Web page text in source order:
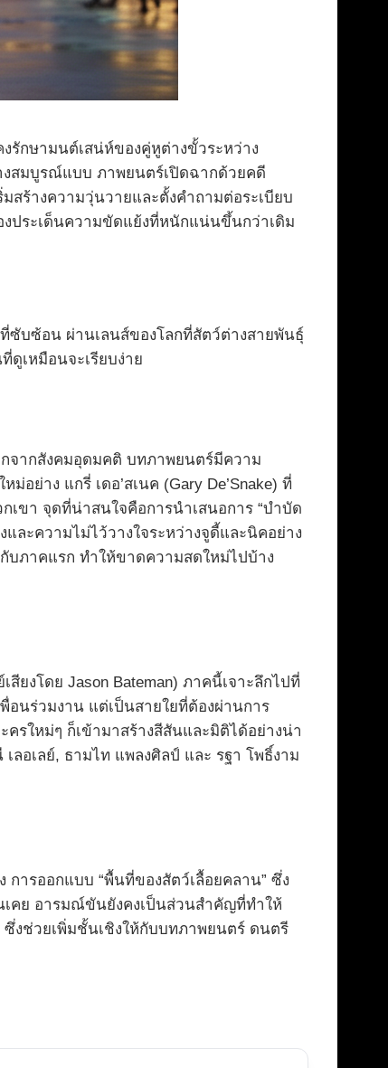
รักษามนต์เสน่ห์ของคู่หูต่างขั้วระหว่าง
งสมบูรณ์แบบ ภาพยนตร์เปิดฉากด้วยคดี
สร้างความวุ่นวายและตั้งคำถามต่อระเบียบ
ประเด็นความขัดแย้งที่หนักแน่นขึ้นกว่าเดิม
ซับซ้อน ผ่านเลนส์ของโลกที่สัตว์ต่างสายพันธุ์
ดูเหมือนจะเรียบง่าย
จากสังคมอุดมคติ บทภาพยนตร์มีความ
ย่าง แกรี่ เดอ’สเนค (Gary De’Snake) ที่
เขา จุดที่น่าสนใจคือการนำเสนอการ “บำบัด
ะความไม่ไว้วางใจระหว่างจูดี้และนิคอย่าง
บภาคแรก ทำให้ขาดความสดใหม่ไปบ้าง
ยงโดย Jason Bateman) ภาคนี้เจาะลึกไปที่
อนร่วมงาน แต่เป็นสายใยที่ต้องผ่านการ
รใหม่ๆ ก็เข้ามาสร้างสีสันและมิติได้อย่างน่า
อเลย์, ธามไท แพลงศิลป์ และ รฐา โพธิ์งาม
ารออกแบบ “พื้นที่ของสัตว์เลื้อยคลาน” ซึ่ง
คย อารมณ์ขันยังคงเป็นส่วนสำคัญที่ทำให้
งช่วยเพิ่มชั้นเชิงให้กับบทภาพยนตร์ ดนตรี